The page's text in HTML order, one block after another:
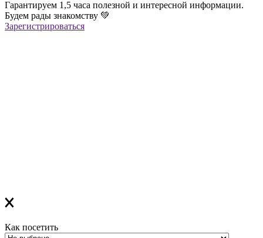
Гарантируем 1,5 часа полезной и интересной информации.
Будем рады знакомству 💚
Зарегистрироваться
Как посетить